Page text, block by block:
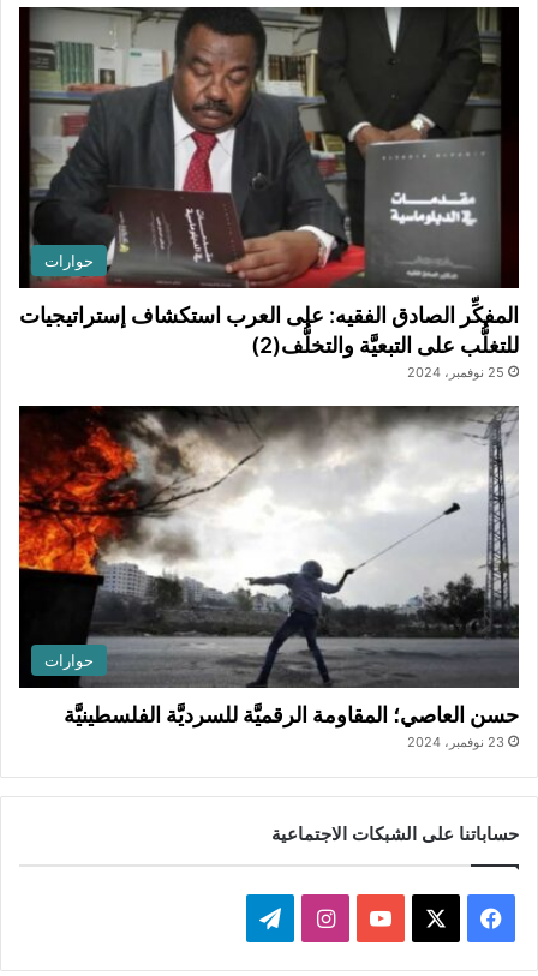
حوارات
المفكِّر الصادق الفقيه: على العرب استكشاف إستراتيجيات
للتغلُّب على التبعيَّة والتخلُّف(2)
25 نوفمبر، 2024
حوارات
حسن العاصي؛ المقاومة الرقميَّة للسرديَّة الفلسطينيَّة
23 نوفمبر، 2024
حساباتنا على الشبكات الاجتماعية
ي
X
Y
ن
ي